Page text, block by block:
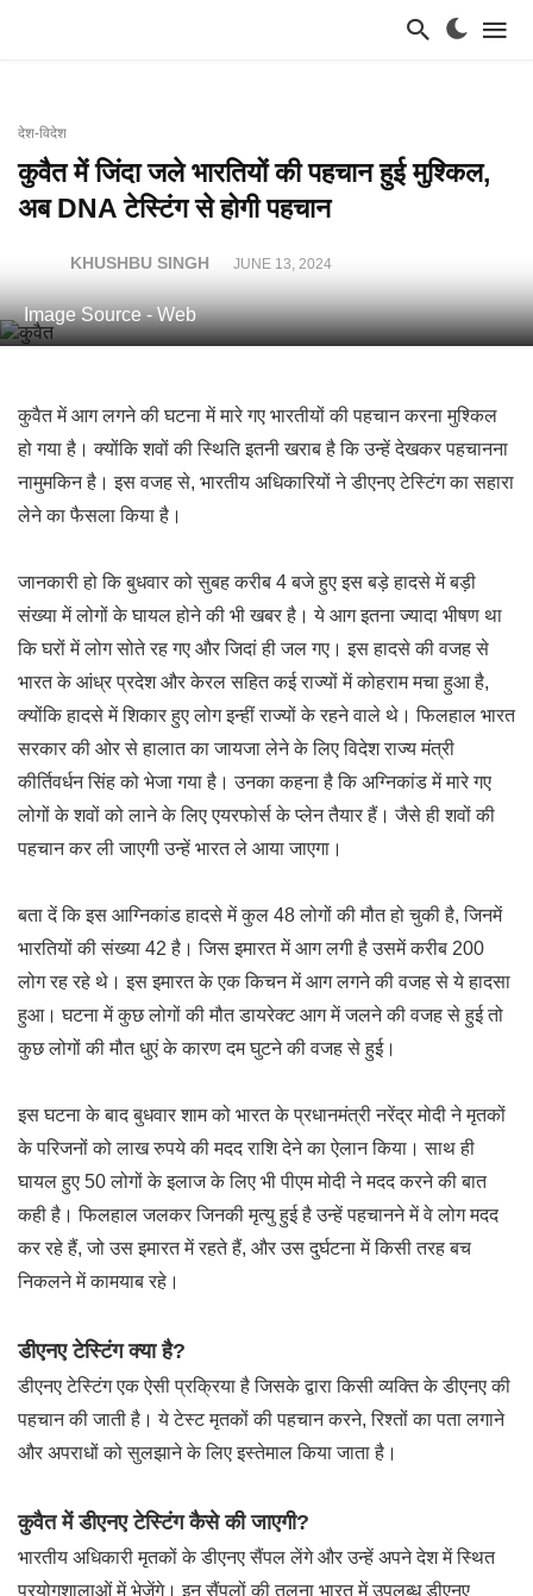
देश-विदेश
कुवैत में जिंदा जले भारतियों की पहचान हुई मुश्किल,
अब DNA टेस्टिंग से होगी पहचान
KHUSHBU SINGH JUNE 13, 2024
Image Source - Web
कुवैत में आग लगने की घटना में मारे गए भारतीयों की पहचान करना मुश्किल
हो गया है। क्योंकि शवों की स्थिति इतनी खराब है कि उन्हें देखकर पहचानना
नामुमकिन है। इस वजह से, भारतीय अधिकारियों ने डीएनए टेस्टिंग का सहारा
लेने का फैसला किया है।
जानकारी हो कि बुधवार को सुबह करीब 4 बजे हुए इस बड़े हादसे में बड़ी
संख्या में लोगों के घायल होने की भी खबर है। ये आग इतना ज्यादा भीषण था
कि घरों में लोग सोते रह गए और जिदां ही जल गए। इस हादसे की वजह से
भारत के आंध्र प्रदेश और केरल सहित कई राज्यों में कोहराम मचा हुआ है,
क्योंकि हादसे में शिकार हुए लोग इन्हीं राज्यों के रहने वाले थे। फिलहाल भारत
सरकार की ओर से हालात का जायजा लेने के लिए विदेश राज्य मंत्री
कीर्तिवर्धन सिंह को भेजा गया है। उनका कहना है कि अग्निकांड में मारे गए
लोगों के शवों को लाने के लिए एयरफोर्स के प्लेन तैयार हैं। जैसे ही शवों की
पहचान कर ली जाएगी उन्हें भारत ले आया जाएगा।
बता दें कि इस आग्निकांड हादसे में कुल 48 लोगों की मौत हो चुकी है, जिनमें
भारतियों की संख्या 42 है। जिस इमारत में आग लगी है उसमें करीब 200
लोग रह रहे थे। इस इमारत के एक किचन में आग लगने की वजह से ये हादसा
हुआ। घटना में कुछ लोगों की मौत डायरेक्ट आग में जलने की वजह से हुई तो
कुछ लोगों की मौत धुएं के कारण दम घुटने की वजह से हुई।
इस घटना के बाद बुधवार शाम को भारत के प्रधानमंत्री नरेंद्र मोदी ने मृतकों
के परिजनों को लाख रुपये की मदद राशि देने का ऐलान किया। साथ ही
घायल हुए 50 लोगों के इलाज के लिए भी पीएम मोदी ने मदद करने की बात
कही है। फिलहाल जलकर जिनकी मृत्यु हुई है उन्हें पहचानने में वे लोग मदद
कर रहे हैं, जो उस इमारत में रहते हैं, और उस दुर्घटना में किसी तरह बच
निकलने में कामयाब रहे।
डीएनए टेस्टिंग क्या है?
डीएनए टेस्टिंग एक ऐसी प्रक्रिया है जिसके द्वारा किसी व्यक्ति के डीएनए की
पहचान की जाती है। ये टेस्ट मृतकों की पहचान करने, रिश्तों का पता लगाने
और अपराधों को सुलझाने के लिए इस्तेमाल किया जाता है।
कुवैत में डीएनए टेस्टिंग कैसे की जाएगी?
भारतीय अधिकारी मृतकों के डीएनए सैंपल लेंगे और उन्हें अपने देश में स्थित
प्रयोगशालाओं में भेजेंगे। इन सैंपलों की तुलना भारत में उपलब्ध डीएनए